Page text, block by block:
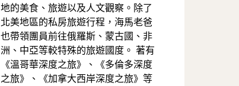
地的美食、旅遊以及人文觀察。除了
北美地區的私房旅遊行程，海馬老爸
也帶領團員前往俄羅斯、蒙古國、非
洲、中亞等較特殊的旅遊國度。 著有
《溫哥華深度之旅》、《多倫多深度
之旅》、《加拿大西岸深度之旅》等